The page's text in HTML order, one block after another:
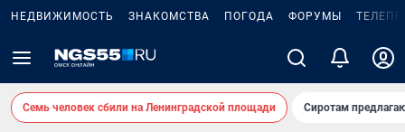
НЕДВИЖИМОСТЬ ЗНАКОМСТВА ПОГОДА ФОРУМЫ
Семь человек сбили на Ленинградской площади Сиротам